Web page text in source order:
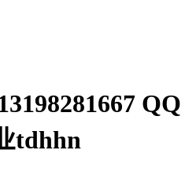
QQ
tdhhn